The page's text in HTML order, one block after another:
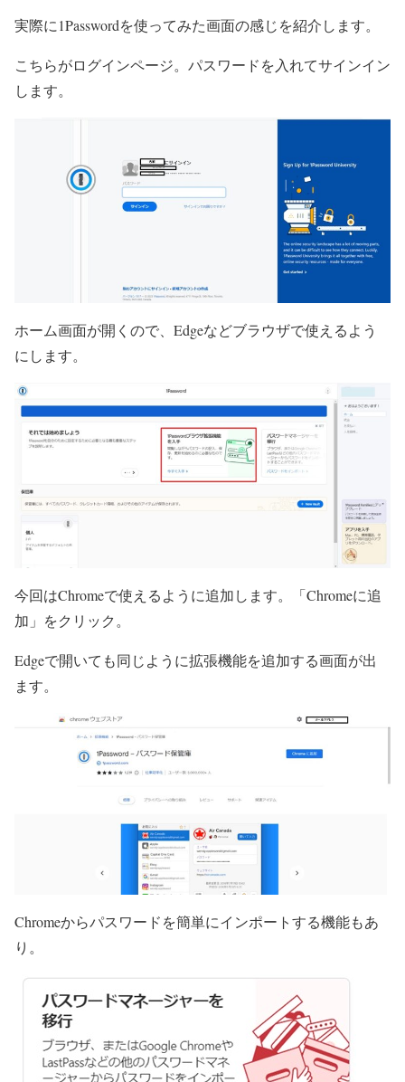
実際に1Passwordを使ってみた画面の感じを紹介します。
こちらがログインページ。パスワードを入れてサインイン
します。
ホーム画面が開くので、Edgeなどブラウザで使えるよう
にします。
今回はChromeで使えるように追加します。「Chromeに追
加」をクリック。
Edgeで開いても同じように拡張機能を追加する画面が出
ます。
Chromeからパスワードを簡単にインポートする機能もあ
り。